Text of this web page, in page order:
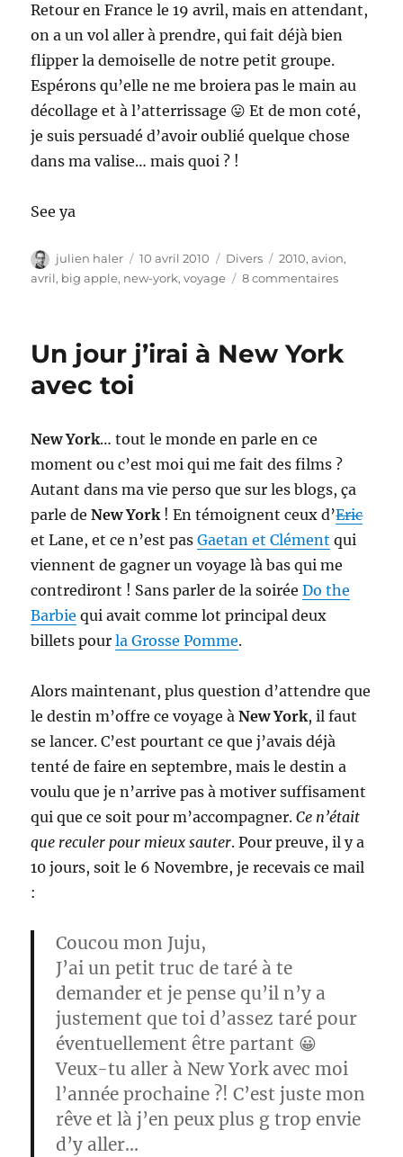
Retour en France le 19 avril, mais en attendant,
on a un vol aller à prendre, qui fait déjà bien
flipper la demoiselle de notre petit groupe.
Espérons qu’elle ne me broiera pas le main au
décollage et à l’atterrissage 😛 Et de mon coté,
je suis persuadé d’avoir oublié quelque chose
dans ma valise… mais quoi ? !
See ya
Auteur
julien haler
Publié
le
10 avril 2010 Catégories
Divers Étiquettes
2010,avion,
avril, big apple, new-york,voyage 8 commentairessur
York
Un jour j’irai à New York
avec toi
New York… tout le monde en parle en ce
moment ou c’est moi qui me fait des films ?
Autant dans ma vie perso que sur les blogs, ça
parle deNew York ! En témoignent ceux d’Eric
et Lane, et ce n’est pasGaetan et Clément qui
viennent de gagner un voyage là bas qui me
contrediront ! Sans parler de la soiréeDo the
Barbie qui avait comme lot principal deux
billets pourla Grosse Pomme.
Alors maintenant, plus question d’attendre que
le destin m’offre ce voyage àNew York, il faut
se lancer. C’est pourtant ce que j’avais déjà
tenté de faire en septembre, mais le destin a
voulu que je n’arrive pas à motiver suffisament
qui que ce soit pour m’accompagner.Ce n’était
que reculer pour mieux sauter. Pour preuve, il y a
10 jours, soit le 6 Novembre, je recevais ce mail
:
Coucou mon Juju,
J’ai un petit truc de taré à te
demander et je pense qu’il n’y a
justement que toi d’assez taré pour
éventuellement être partant 😀
Veux-tu aller à New York avec moi
l’année prochaine ?! C’est juste mon
rêve et là j’en peux plus g trop envie
d’y aller…